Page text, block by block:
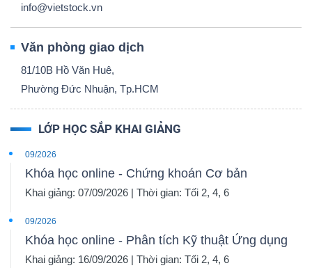
info@vietstock.vn
Văn phòng giao dịch
81/10B Hồ Văn Huê,
Phường Đức Nhuận, Tp.HCM
LỚP HỌC SẮP KHAI GIẢNG
09/2026
Khóa học online - Chứng khoán Cơ bản
Khai giảng: 07/09/2026 | Thời gian: Tối 2, 4, 6
09/2026
Khóa học online - Phân tích Kỹ thuật Ứng dụng
Khai giảng: 16/09/2026 | Thời gian: Tối 2, 4, 6